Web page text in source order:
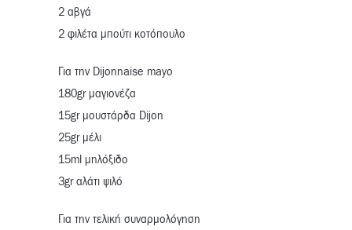
2 αβγά
2 φιλέτα μπούτι κοτόπουλο
Για την Dijonnaise mayo
180gr μαγιονέζα
15gr μουστάρδα Dijon
25gr μέλι
15ml μηλόξιδο
3gr αλάτι ψιλό
Για την τελική συναρμολόγηση